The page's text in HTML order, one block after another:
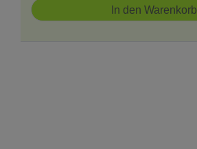
In den Warenkorb